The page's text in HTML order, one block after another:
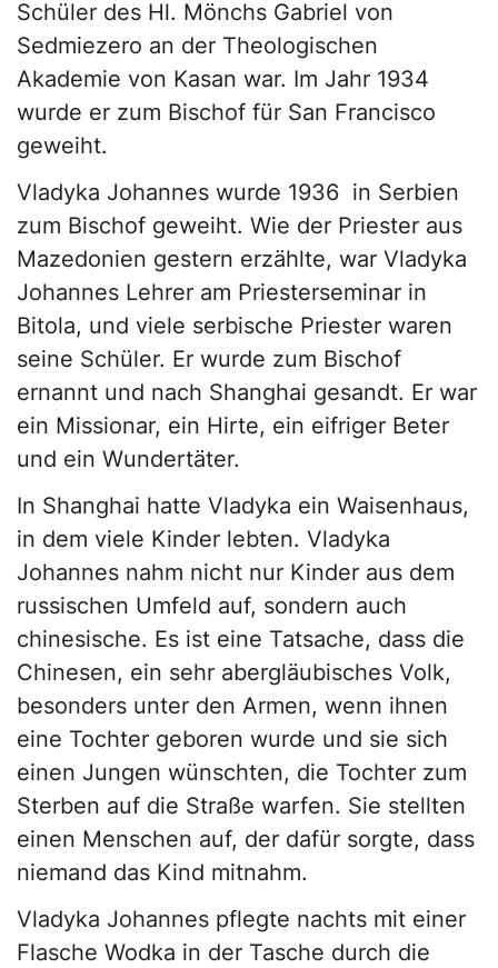
Schüler des Hl. Mönchs Gabriel von
Sedmiezero an der Theologischen
Akademie von Kasan war. Im Jahr 1934
wurde er zum Bischof für San Francisco
geweiht.
Vladyka Johannes wurde 1936 in Serbien
zum Bischof geweiht. Wie der Priester aus
Mazedonien gestern erzählte, war Vladyka
Johannes Lehrer am Priesterseminar in
Bitola, und viele serbische Priester waren
seine Schüler. Er wurde zum Bischof
ernannt und nach Shanghai gesandt. Er war
ein Missionar, ein Hirte, ein eifriger Beter
und ein Wundertäter.
In Shanghai hatte Vladyka ein Waisenhaus,
in dem viele Kinder lebten. Vladyka
Johannes nahm nicht nur Kinder aus dem
russischen Umfeld auf, sondern auch
chinesische. Es ist eine Tatsache, dass die
Chinesen, ein sehr abergläubisches Volk,
besonders unter den Armen, wenn ihnen
eine Tochter geboren wurde und sie sich
einen Jungen wünschten, die Tochter zum
Sterben auf die Straße warfen. Sie stellten
einen Menschen auf, der dafür sorgte, dass
niemand das Kind mitnahm.
Vladyka Johannes pflegte nachts mit einer
Flasche Wodka in der Tasche durch die